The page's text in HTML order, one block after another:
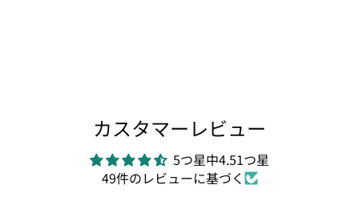
カスタマーレビュー
5つ星中4.51つ星
49件のレビューに基づく